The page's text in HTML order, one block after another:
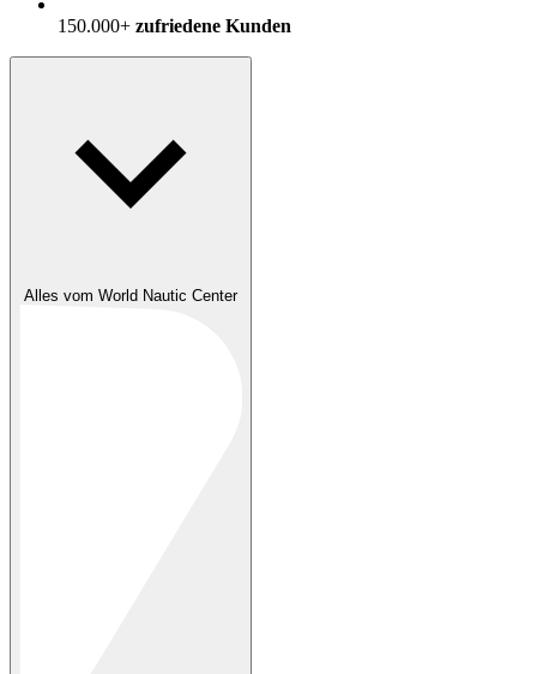
150.000+ zufriedene Kunden
Alles vom World Nautic Center